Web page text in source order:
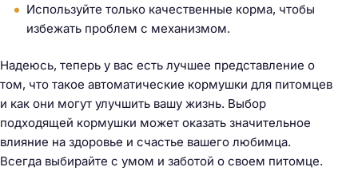
Используйте только качественные корма, чтобы
избежать проблем с механизмом.
Надеюсь, теперь у вас есть лучшее представление о
том, что такое автоматические кормушки для питомцев
и как они могут улучшить вашу жизнь. Выбор
подходящей кормушки может оказать значительное
влияние на здоровье и счастье вашего любимца.
Всегда выбирайте с умом и заботой о своем питомце.